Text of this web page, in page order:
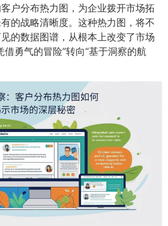
户分布热力图，为企业拨开市场拓
的战略清晰度。这种热力图，将不
的数据图谱，从根本上改变了市场
勇气的冒险”转向“基于洞察的航